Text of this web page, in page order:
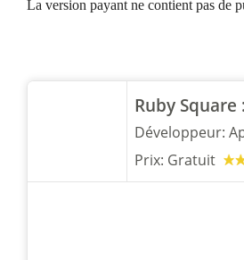
La version payant ne contient pas de
Ruby
Développeur:
Prix: Gratuit